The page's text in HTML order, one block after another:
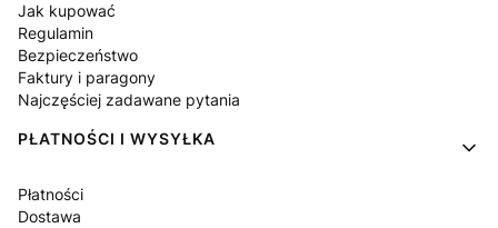
Jak kupować
Regulamin
Bezpieczeństwo
Faktury i paragony
Najczęściej zadawane pytania
PŁATNOŚCI I WYSYŁKA
Płatności
Dostawa